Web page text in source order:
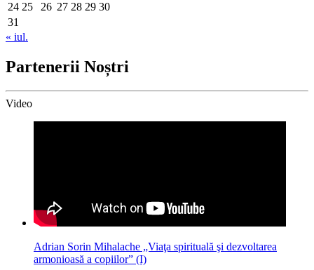
24 25 26 27 28 29 30
31
« iul.
Partenerii Noștri
Video
Adrian Sorin Mihalache „Viaţa spirituală şi dezvoltarea
armonioasă a copiilor” (I)